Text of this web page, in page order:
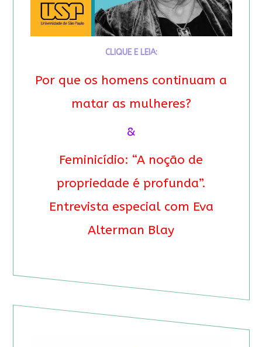
CLIQUE E LEIA:
Por que os homens continuam a
matar as mulheres?
&
Feminicídio: “A noção de
propriedade é profunda”.
Entrevista especial com Eva
Alterman Blay